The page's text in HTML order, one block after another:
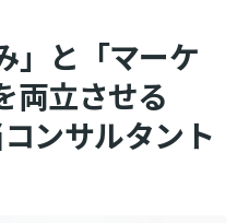
」と「マーケ
両立させる
ンサルタント